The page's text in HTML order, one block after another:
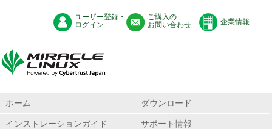
ユーザー登録・
ログイン
ご購入の
お問い合わせ
企業情報
ホーム ダウンロード
インストレーションガイド サポート情報